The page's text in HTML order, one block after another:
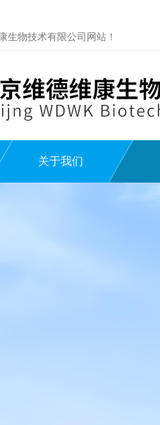
生物技术有限公司网站！
关于我们